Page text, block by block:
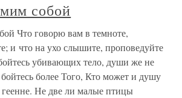
собой
Что говорю вам в темноте,
и что на ухо слышите, проповедуйте
убивающих тело, души же не
более Того, Кто может и душу
геенне. Не две ли малые птицы